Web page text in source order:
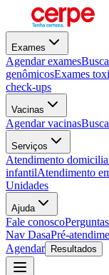
Exames
Agendar exames
genômicosExames
check-ups
Vacinas
Agendar vacinas
Serviços
Atendimento
infantilAtendimento
Unidades
Ajuda
Fale conosco
Nav DasaPré-
Agendar
Resultados